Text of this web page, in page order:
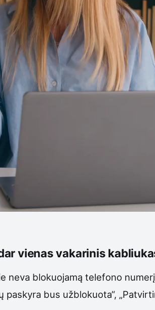
vienas vakarinis
neva blokuojamą telefono
bus užblokuota“,